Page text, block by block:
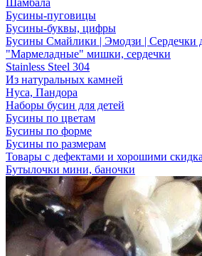
Шамбала
Бусины-пуговицы
Бусины-буквы, цифры
Бусины Смайлики | Эмодзи | Сердечки
"Мармеладные" мишки, сердечки
Stainless Steel 304
Из натуральных камней
Нуса, Пандора
Наборы бусин для детей
Бусины по цветам
Бусины по форме
Бусины по размерам
Товары с дефектами и хорошими
Бутылочки мини, баночки